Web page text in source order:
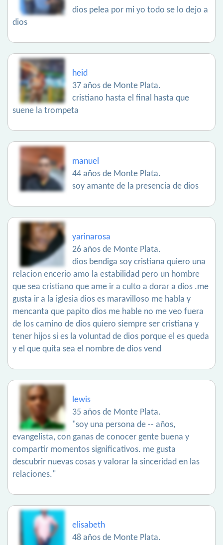
dios pelea por mi yo todo se lo dejo a
dios
heid
37 años de Monte Plata.
cristiano hasta el final hasta que
suene la trompeta
manuel
44 años de Monte Plata.
soy amante de la presencia de dios
yarinarosa
26 años de Monte Plata.
dios bendiga soy cristiana quiero una
relacion encerio amo la estabilidad pero un hombre
que sea cristiano que ame ir a culto a dorar a dios .me
gusta ir a la iglesia dios es maravilloso me habla y
mencanta que papito dios me hable no me veo fuera
de los camino de dios quiero siempre ser cristiana y
tener hijos si es la voluntad de dios porque el es queda
y el que quita sea el nombre de dios vend
lewis
35 años de Monte Plata.
"soy una persona de -- años,
evangelista, con ganas de conocer gente buena y
compartir momentos significativos. me gusta
descubrir nuevas cosas y valorar la sinceridad en las
relaciones."
elisabeth
48 años de Monte Plata.